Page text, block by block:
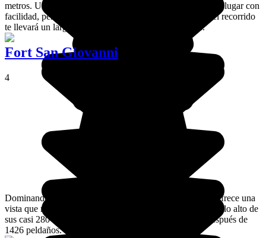
metros. Un sendero bien señalizado permite acceder a este lugar con
facilidad, pero su extensión es considerable. Completar el recorrido
te llevará un largo día de marcha o dos días normales.
Fort San Giovanni
4
Dominando la ciudad de Kotor, la fortaleza de San Juan ofrece una
vista que no se puede perder de las Bocas de Kotor, desde lo alto de
sus casi 280 m de altitud. Solo se puede acceder a pie después de
1426 peldaños.